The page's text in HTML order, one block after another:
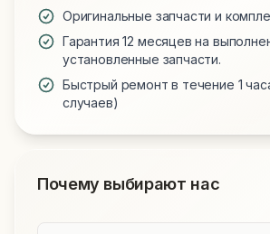
Оригинальные запчасти и
Гарантия 12 месяцев на
установленные запчасти.
Быстрый ремонт в течение 1
случаев)
Почему выбирают нас